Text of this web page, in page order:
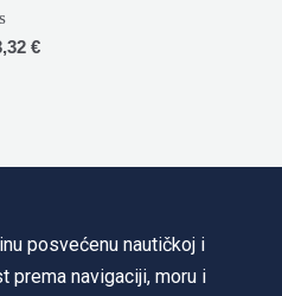
€
posvećenu nautičkoj i
prema navigaciji, moru i